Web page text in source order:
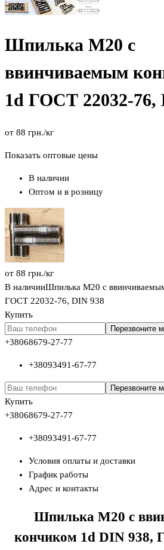
Шпилька М20 с
ввинчиваемым
1d ГОСТ 22032-76,
от 88 грн./кг
Показать оптовые цены
В наличии
Оптом и в розницу
от 88 грн./кг
В наличииШпилька М20 с
ГОСТ 22032-76, DIN 938
Купить
Перезвоните
+38068679-27-77
+38093491-67-77
Перезвоните
Купить
+38068679-27-77
+38093491-67-77
Условия оплаты и доставки
График работы
Адрес и контакты
Шпилька М20 с
кончиком 1d DIN938,